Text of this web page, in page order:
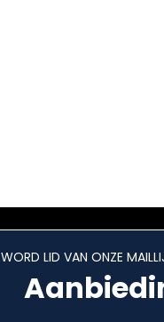
WORD LID VAN ONZE